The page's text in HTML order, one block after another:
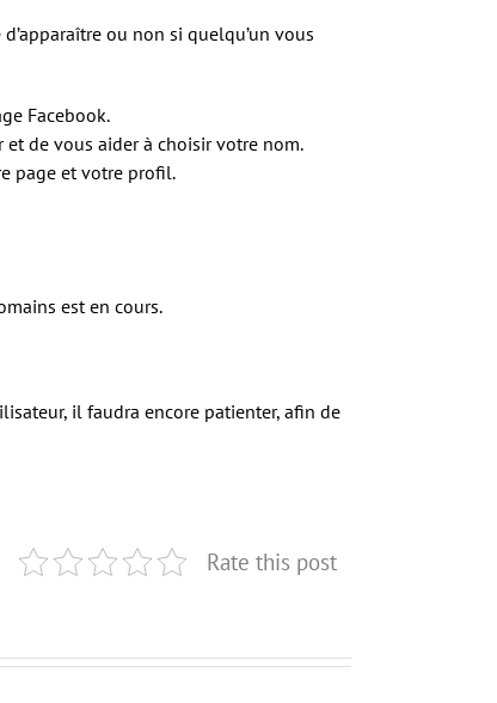
ou non si quelqu’un vous
Facebook.
et de vous aider à choisir votre nom.
page et votre profil.
est en cours.
il faudra encore patienter, afin de
Rate this post